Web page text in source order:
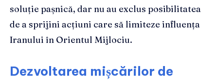
soluție pașnică, dar nu au exclus posibilitatea
de a sprijini acțiuni care să limiteze influența
Iranului în Orientul Mijlociu.
Dezvoltarea mișcărilor de